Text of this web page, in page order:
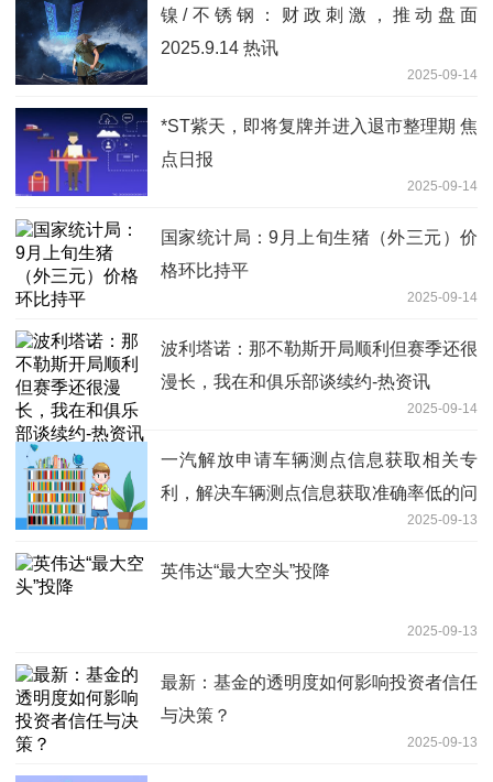
镍/不锈钢：财政刺激，推动盘面
2025.9.14 热讯
2025-09-14
*ST紫天，即将复牌并进入退市整理期 焦
点日报
2025-09-14
国家统计局：9月上旬生猪（外三元）价
格环比持平
2025-09-14
波利塔诺：那不勒斯开局顺利但赛季还很
漫长，我在和俱乐部谈续约-热资讯
2025-09-14
一汽解放申请车辆测点信息获取相关专
利，解决车辆测点信息获取准确率低的问
2025-09-13
英伟达“最大空头”投降
2025-09-13
最新：基金的透明度如何影响投资者信任
与决策？
2025-09-13